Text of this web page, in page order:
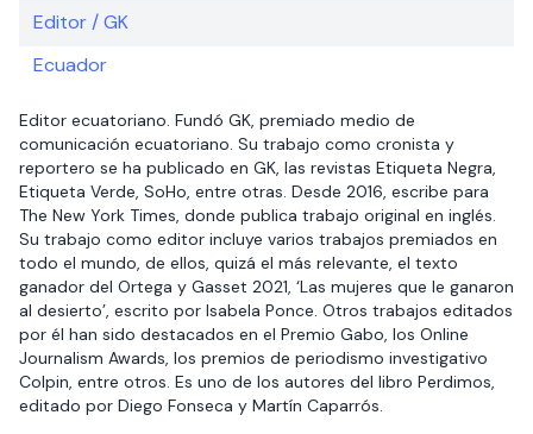
Editor / GK
Ecuador
Editor ecuatoriano. Fundó GK, premiado medio de
comunicación ecuatoriano. Su trabajo como cronista y
reportero se ha publicado en GK, las revistas Etiqueta Negra,
Etiqueta Verde, SoHo, entre otras. Desde 2016, escribe para
The New York Times, donde publica trabajo original en inglés.
Su trabajo como editor incluye varios trabajos premiados en
todo el mundo, de ellos, quizá el más relevante, el texto
ganador del Ortega y Gasset 2021, ‘Las mujeres que le ganaron
al desierto’, escrito por Isabela Ponce. Otros trabajos editados
por él han sido destacados en el Premio Gabo, los Online
Journalism Awards, los premios de periodismo investigativo
Colpin, entre otros. Es uno de los autores del libro Perdimos,
editado por Diego Fonseca y Martín Caparrós.